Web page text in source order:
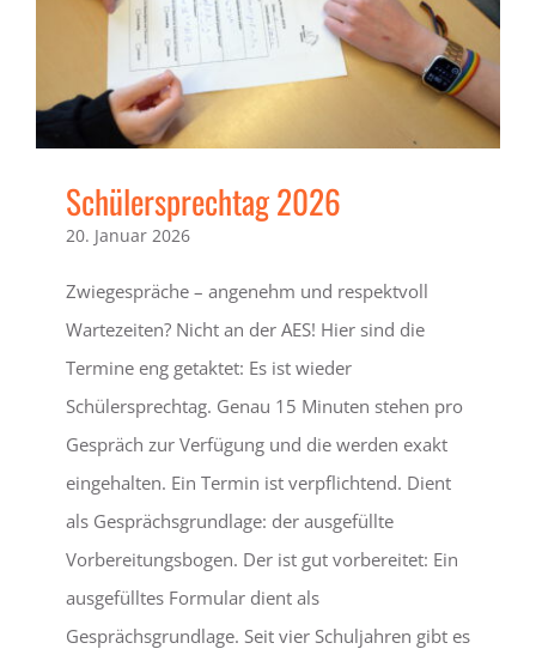
Schülersprechtag 2026
20. Januar 2026
Zwiegespräche – angenehm und respektvoll
Wartezeiten? Nicht an der AES! Hier sind die
Termine eng getaktet: Es ist wieder
Schülersprechtag. Genau 15 Minuten stehen pro
Gespräch zur Verfügung und die werden exakt
eingehalten. Ein Termin ist verpflichtend. Dient
als Gesprächsgrundlage: der ausgefüllte
Vorbereitungsbogen. Der ist gut vorbereitet: Ein
ausgefülltes Formular dient als
Gesprächsgrundlage. Seit vier Schuljahren gibt es